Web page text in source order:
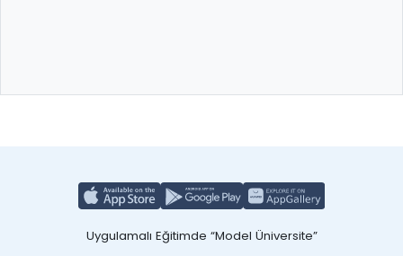
Uygulamalı Eğitimde “Model Üniversite”